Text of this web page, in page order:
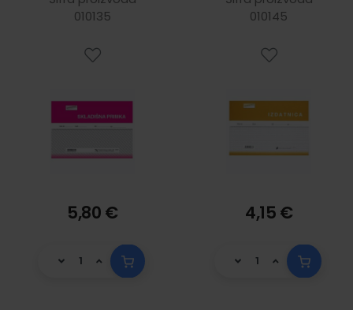
010135
5,80 €
010145
4,15 €